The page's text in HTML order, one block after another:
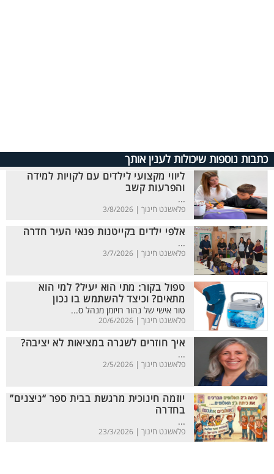
כתבות נוספות שיכולות לענין אותך
ליווי מקצועי לילדים עם לקויות למידה
והפרעות קשב
...
פלאשנט חינוך | 3/8/2026
אלפי ילדים בקייטנות פנאי העיר חדרה
...
פלאשנט חינוך | 3/7/2026
טפול בקור: מתי הוא יעיל? למי הוא
מתאים? וכיצד להשתמש בו נכון
טור אישי של נהור רויזמן מנהל ס...
פלאשנט חינוך | 20/6/2026
איך חוזרים לשגרה במציאות לא יציבה?
...
פלאשנט חינוך | 2/5/2026
יוזמה חינוכית מרגשת בבית ספר “ניצנים”
בחדרה
...
פלאשנט חינוך | 23/3/2026